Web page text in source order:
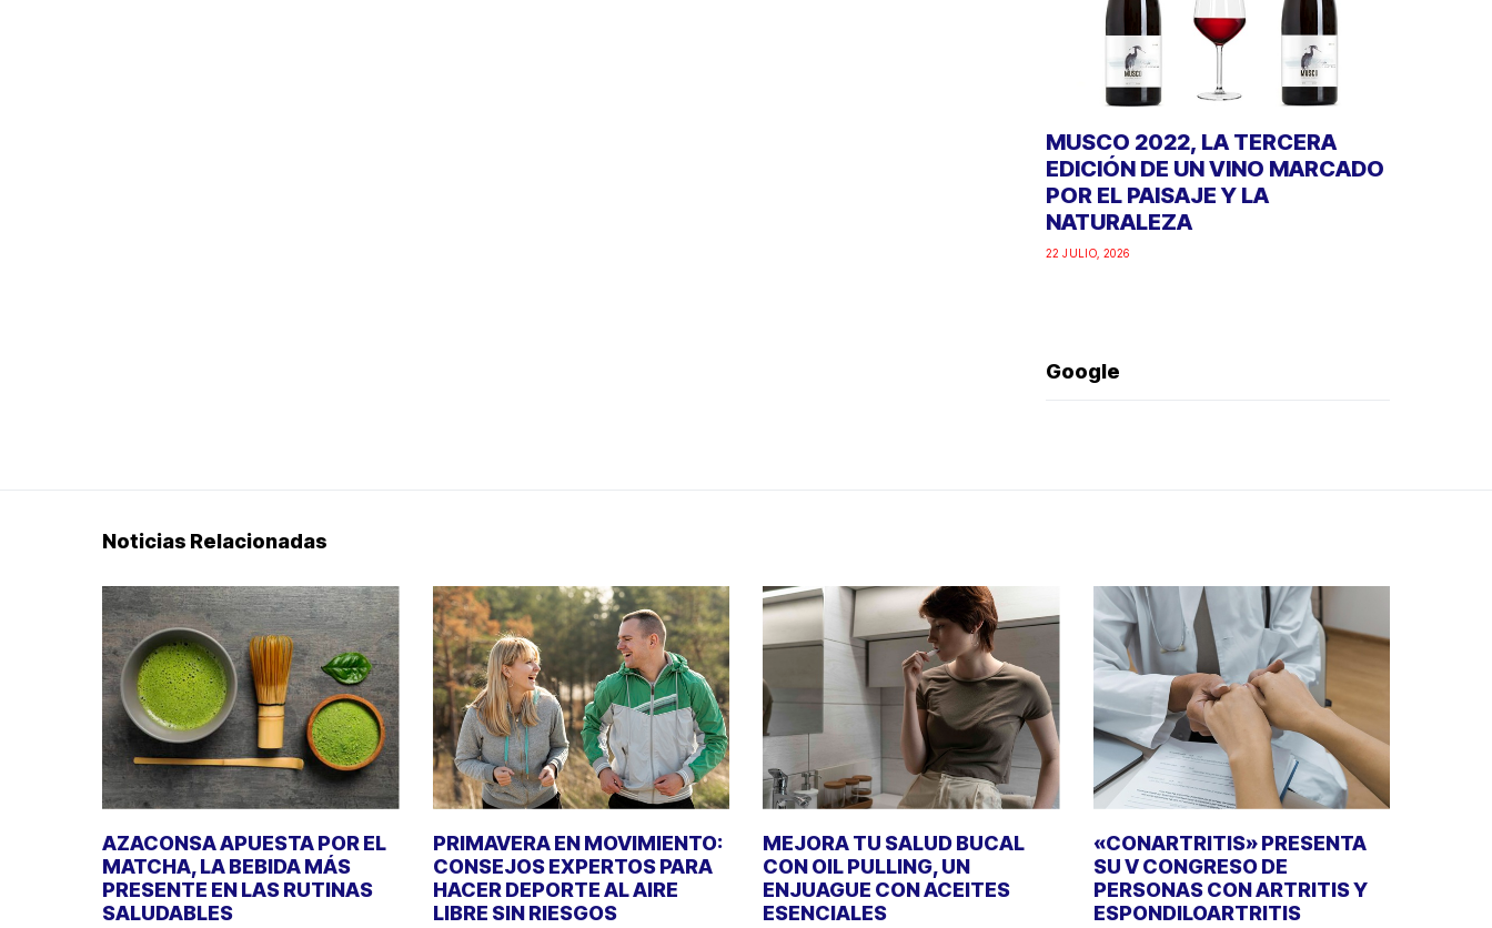
MUSCO 2022, LA TERCERA
EDICIÓN DE UN VINO MARCADO
POR EL PAISAJE Y LA
NATURALEZA
22 JULIO, 2026
Google
Noticias Relacionadas
AZACONSA APUESTA POR EL
MATCHA, LA BEBIDA MÁS
PRESENTE EN LAS RUTINAS
SALUDABLES
PRIMAVERA EN MOVIMIENTO:
CONSEJOS EXPERTOS PARA
HACER DEPORTE AL AIRE
LIBRE SIN RIESGOS
MEJORA TU SALUD BUCAL
CON OIL PULLING, UN
ENJUAGUE CON ACEITES
ESENCIALES
«CONARTRITIS» PRESENTA
SU V CONGRESO DE
PERSONAS CON ARTRITIS Y
ESPONDILOARTRITIS